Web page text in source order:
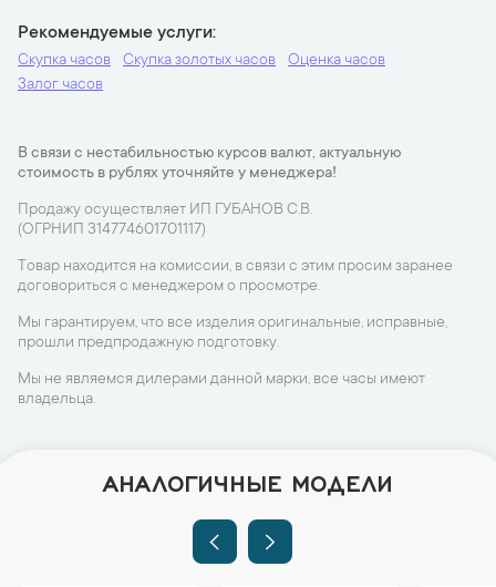
Рекомендуемые услуги
Скупка часов Скупка золотых часов
Оценка часов
Залог часов
В связи с нестабильностью курсов валют, актуальную
стоимость в рублях уточняйте у менеджера!
Продажу осуществляет ИП ГУБАНОВ С.В.
(ОГРНИП 314774601701117)
Товар находится на комиссии, в связи с этим просим заранее
договориться с менеджером о просмотре.
Мы гарантируем, что все изделия оригинальные, исправные,
прошли предпродажную подготовку.
Мы не являемся дилерами данной марки, все часы имеют
владельца.
АНАЛОГИЧНЫЕ МОДЕЛИ